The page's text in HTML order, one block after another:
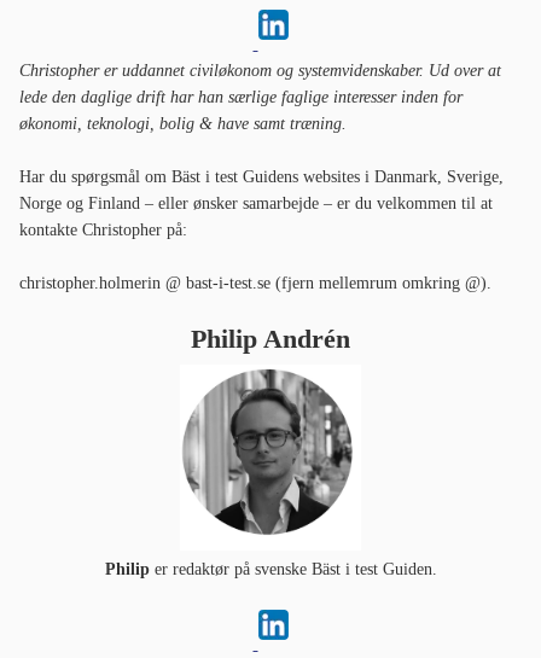
Christopher er uddannet civiløkonom og systemvidenskaber. Ud over at
lede den daglige drift har han særlige faglige interesser inden for
økonomi, teknologi, bolig & have samt træning.
Har du spørgsmål om Bäst i test Guidens websites i Danmark, Sverige,
Norge og Finland – eller ønsker samarbejde – er du velkommen til at
kontakte Christopher på:
christopher.holmerin @ bast-i-test.se (fjern mellemrum omkring @).
Philip Andrén
Philiper redaktør på svenske Bäst i test Guiden.